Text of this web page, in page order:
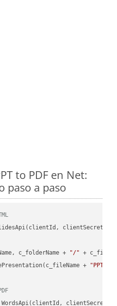
to PDF en Net:
paso a paso
clientSecret);
c_folderName + "/" +
+
"PPT"
WordsApi(clientId, clientSecret);